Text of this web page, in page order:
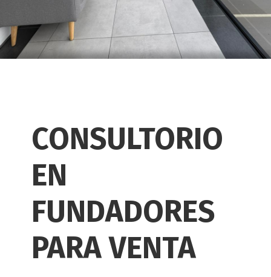
CONSULTORIO
EN
FUNDADORES
PARA VENTA